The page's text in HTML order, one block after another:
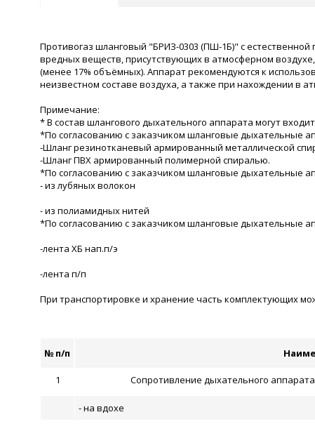
Противогаз шланговый "БРИЗ-0303 (ПШ-1Б)" с
вредных веществ, присутствующих в атмосферном
(менее 17% объёмных). Аппарат рекомендуются к
неизвестном составе воздуха, а также при нахождении в
Примечание:
* В состав шлангового дыхательного аппарата могут
*По согласованию с заказчиком шланговые дыхательные
-Шланг резинотканевый армированный металлической
-Шланг ПВХ армированный полимерной спиралью.
*По согласованию с заказчиком шланговые дыхательные
- из лубяных волокон
- из полиамидных нитей
*По согласованию с заказчиком шланговые дыхательные
-лента ХБ нап.п/э
-лента п/п
При транспортировке и хранение часть комплектующих
№ п/п
1
Сопротивление дыхательного
- на вдохе